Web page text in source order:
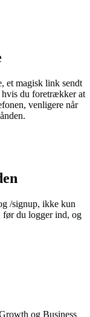
et magisk link sendt
du foretrækker at
venligere når
/signup, ikke kun
du logger ind, og
og Business